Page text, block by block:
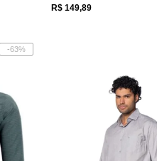
R$ 149,89
-63%